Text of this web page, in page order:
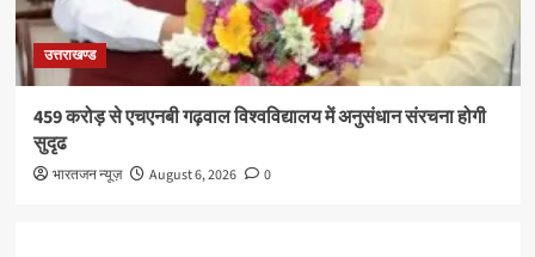
उत्तराखण्ड
459 करोड़ से एचएनबी गढ़वाल विश्वविद्यालय में अनुसंधान संरचना होगी
सुदृढ
भारतजन न्यूज़ August 6, 2026 0